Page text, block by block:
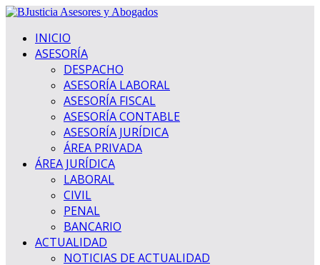
INICIO
ASESORÍA
DESPACHO
ASESORÍA LABORAL
ASESORÍA FISCAL
ASESORÍA CONTABLE
ASESORÍA JURÍDICA
ÁREA PRIVADA
ÁREA JURÍDICA
LABORAL
CIVIL
PENAL
BANCARIO
ACTUALIDAD
NOTICIAS DE ACTUALIDAD